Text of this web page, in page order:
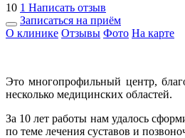
10 1 Написать отзыв
Записаться на приём
О клинике Отзывы Фото На карте
Это многопрофильный центр,
несколько медицинских областей.
За 10 лет работы нам удалось
по теме лечения суставов и